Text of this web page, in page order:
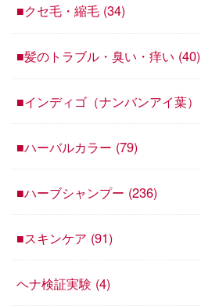
■クセ毛・縮毛 (34)
■髪のトラブル・臭い・痒い (40)
■インディゴ（ナンバンアイ葉）
■ハーバルカラー (79)
■ハーブシャンプー (236)
■スキンケア (91)
ヘナ検証実験 (4)